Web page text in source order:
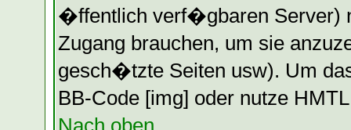
�ffentlich verf�gbaren Server)
Zugang brauchen, um sie
gesch�tzte Seiten usw). Um
BB-Code [img] oder nutze
Nach oben